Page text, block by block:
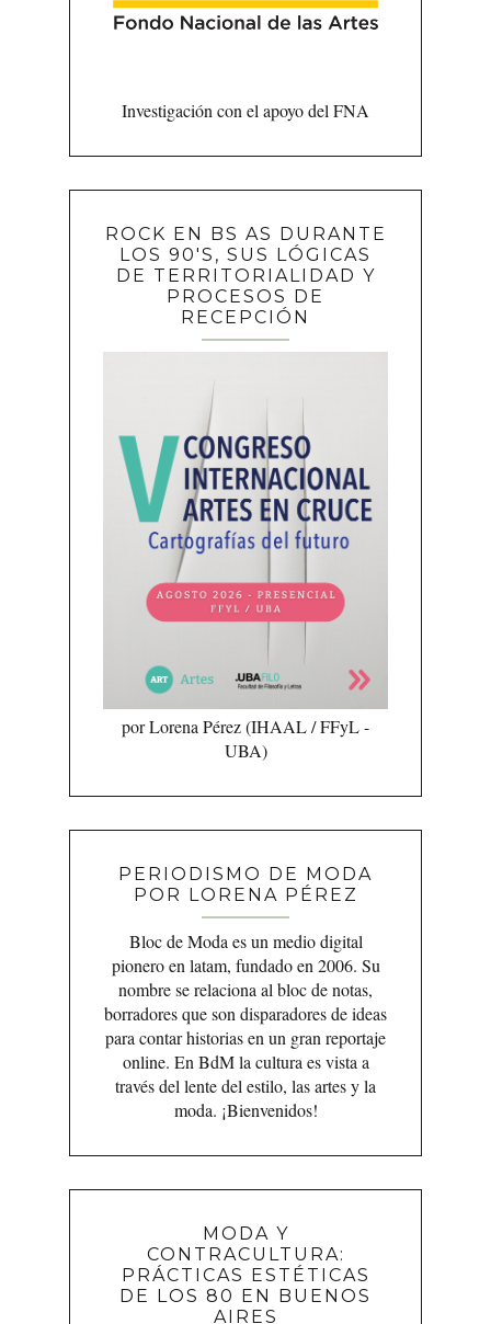
Investigación con el apoyo del FNA
ROCK EN BS AS DURANTE
LOS 90'S, SUS LÓGICAS
DE TERRITORIALIDAD Y
PROCESOS DE
RECEPCIÓN
por Lorena Pérez (IHAAL / FFyL -
UBA)
PERIODISMO DE MODA
POR LORENA PÉREZ
Bloc de Moda es un medio digital
pionero en latam, fundado en 2006. Su
nombre se relaciona al bloc de notas,
borradores que son disparadores de ideas
para contar historias en un gran reportaje
online. En BdM la cultura es vista a
través del lente del estilo, las artes y la
moda. ¡Bienvenidos!
MODA Y
CONTRACULTURA:
PRÁCTICAS ESTÉTICAS
DE LOS 80 EN BUENOS
AIRES